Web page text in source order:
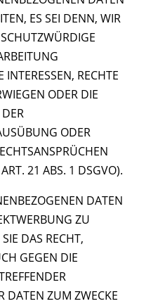
ES SEI DENN, WIR
RECHTE
ODER DIE
ODER
21 ABS. 1 DSGVO).
DATEN
ZU
DAS RECHT,
GEGEN DIE
DATEN ZUM ZWECKE